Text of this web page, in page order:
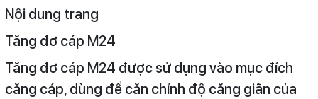
Nội dung trang
Tăng đơ cáp M24
Tăng đơ cáp M24 được sử dụng vào mục đích
căng cáp, dùng để căn chỉnh độ căng giãn của